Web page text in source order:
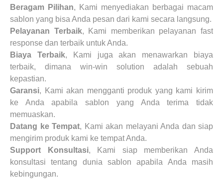
Beragam Pilihan, Kami menyediakan berbagai macam
sablon yang bisa Anda pesan dari kami secara langsung.
Pelayanan Terbaik, Kami memberikan pelayanan fast
response dan terbaik untuk Anda.
Biaya Terbaik, Kami juga akan menawarkan biaya
terbaik, dimana win-win solution adalah sebuah
kepastian.
Garansi, Kami akan mengganti produk yang kami kirim
ke Anda apabila sablon yang Anda terima tidak
memuaskan.
Datang ke Tempat, Kami akan melayani Anda dan siap
mengirim produk kami ke tempat Anda.
Support Konsultasi, Kami siap memberikan Anda
konsultasi tentang dunia sablon apabila Anda masih
kebingungan.